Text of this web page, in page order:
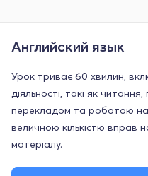
Английский язык
Урок триває 60 хвилин,
діяльності, такі як
перекладом та роботою
величною кількістю вправ
матеріалу.